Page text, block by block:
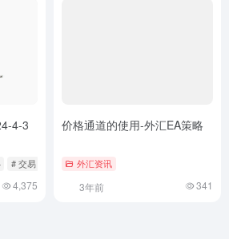
4-3
# 交易
4,375
价格通道的使用-外汇EA策略
外汇资讯
3年前 341